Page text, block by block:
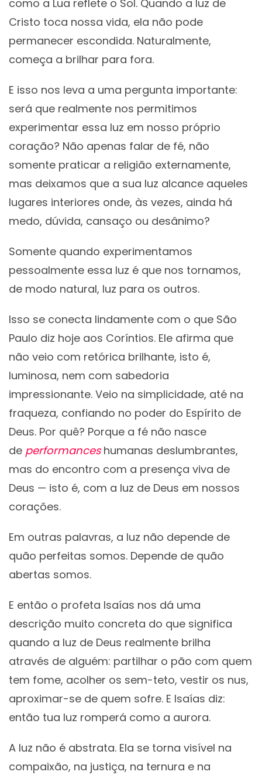
como a Lua reflete o Sol. Quando a luz de
Cristo toca nossa vida, ela não pode
permanecer escondida. Naturalmente,
começa a brilhar para fora.
E isso nos leva a uma pergunta importante:
será que realmente nos permitimos
experimentar essa luz em nosso próprio
coração? Não apenas falar de fé, não
somente praticar a religião externamente,
mas deixamos que a sua luz alcance aqueles
lugares interiores onde, às vezes, ainda há
medo, dúvida, cansaço ou desânimo?
Somente quando experimentamos
pessoalmente essa luz é que nos tornamos,
de modo natural, luz para os outros.
Isso se conecta lindamente com o que São
Paulo diz hoje aos Coríntios. Ele afirma que
não veio com retórica brilhante, isto é,
luminosa, nem com sabedoria
impressionante. Veio na simplicidade, até na
fraqueza, confiando no poder do Espírito de
Deus. Por quê? Porque a fé não nasce
de performanceshumanas deslumbrantes,
mas do encontro com a presença viva de
Deus — isto é, com a luz de Deus em nossos
corações.
Em outras palavras, a luz não depende de
quão perfeitas somos. Depende de quão
abertas somos.
E então o profeta Isaías nos dá uma
descrição muito concreta do que significa
quando a luz de Deus realmente brilha
através de alguém: partilhar o pão com quem
tem fome, acolher os sem-teto, vestir os nus,
aproximar-se de quem sofre. E Isaías diz:
então tua luz romperá como a aurora.
A luz não é abstrata. Ela se torna visível na
compaixão, na justiça, na ternura e na